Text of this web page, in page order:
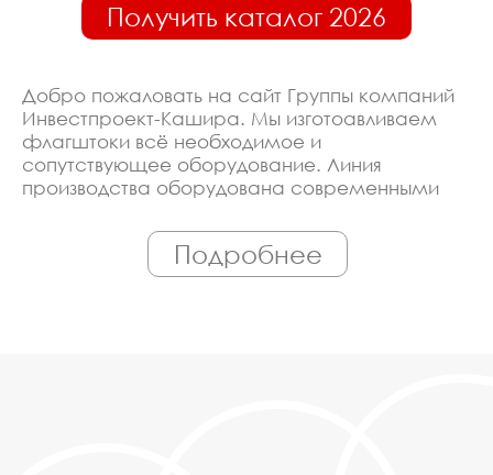
Получить каталог 2026
Добро пожаловать на сайт Группы компаний
Инвестпроект-Кашира. Мы изготоавливаем
флагштоки всё необходимое и
сопутствующее оборудование. Линия
производства оборудована современными
квалифицированный персонал. Поэтому Вы
всегда можете рассчитывать на
исключительно высокую надёжность.
Подробнее